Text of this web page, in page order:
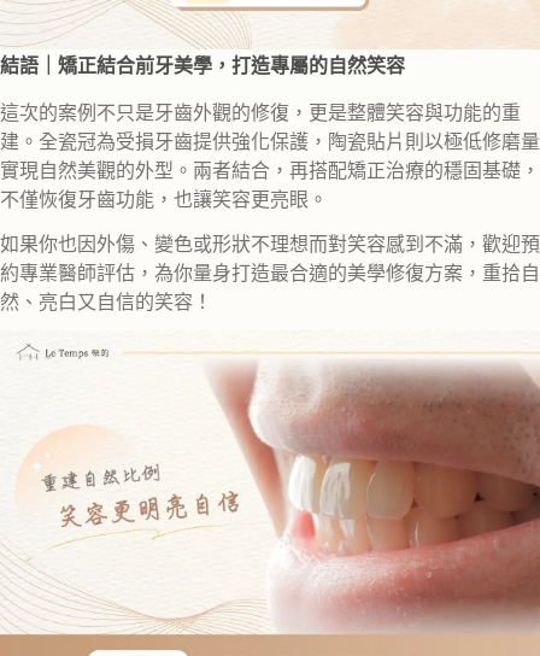
結語｜矯正結合前牙美學，打造專屬的自然笑容
這次的案例不只是牙齒外觀的修復，更是整體笑容與功能的重
建。全瓷冠為受損牙齒提供強化保護，陶瓷貼片則以極低修磨量
實現自然美觀的外型。兩者結合，再搭配矯正治療的穩固基礎，
不僅恢復牙齒功能，也讓笑容更亮眼。
如果你也因外傷、變色或形狀不理想而對笑容感到不滿，歡迎預
約專業醫師評估，為你量身打造最合適的美學修復方案，重拾自
然、亮白又自信的笑容！